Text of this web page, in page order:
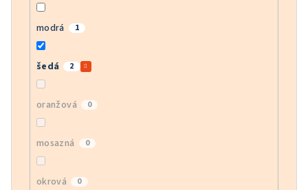
modrá 1
šedá 2
oranžová 0
mosazná 0
okrová 0